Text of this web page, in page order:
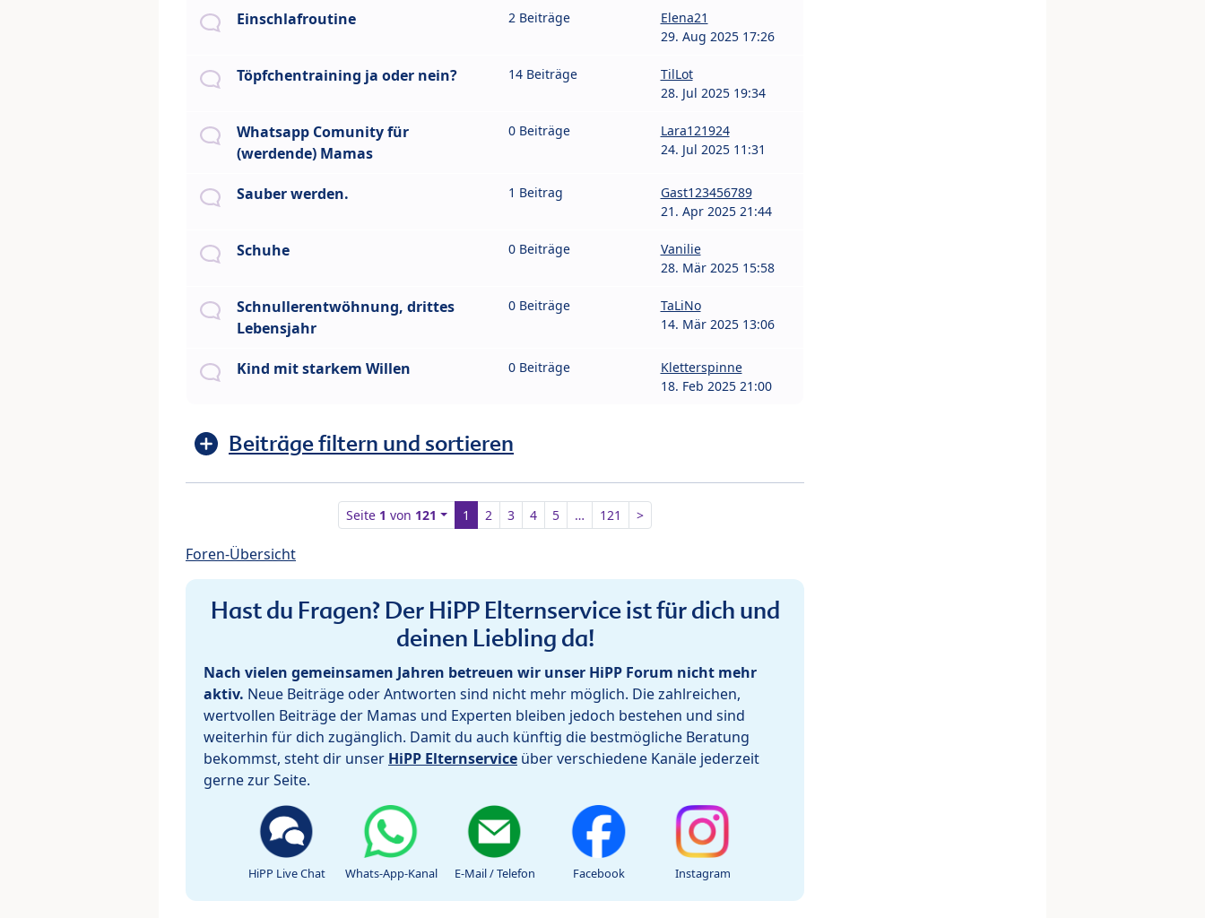
Einschlafroutine 2 Beiträge
Elena21
29. Aug 2025 17:26
Töpfchentraining ja oder nein? 14 Beiträge
TilLot
28. Jul 2025 19:34
Whatsapp Comunity für
(werdende) Mamas
0 Beiträge
Lara121924
24. Jul 2025 11:31
Sauber werden. 1 Beitrag
Gast123456789
21. Apr 2025 21:44
Schuhe 0 Beiträge
Vanilie
28. Mär 2025 15:58
Schnullerentwöhnung, drittes
Lebensjahr
0 Beiträge
TaLiNo
14. Mär 2025 13:06
Kind mit starkem Willen 0 Beiträge
Kletterspinne
18. Feb 2025 21:00
Beiträge filtern und sortieren
Seite 1 von 121 1 2 3 4 5 … 121 >
Foren-Übersicht
Hast du Fragen? Der HiPP Elternservice ist für dich und
deinen Liebling da!
Nach vielen gemeinsamen Jahren betreuen wir unser HiPP Forum nicht mehr
aktiv. Neue Beiträge oder Antworten sind nicht mehr möglich. Die zahlreichen,
wertvollen Beiträge der Mamas und Experten bleiben jedoch bestehen und sind
weiterhin für dich zugänglich. Damit du auch künftig die bestmögliche Beratung
bekommst, steht dir unser HiPP Elternservice über verschiedene Kanäle jederzeit
gerne zur Seite.
HiPP Live Chat Whats-App-Kanal E-Mail / Telefon Facebook Instagram